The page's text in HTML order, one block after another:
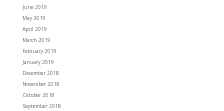
June 2019
May 2019
April 2019
March 2019
February 2019
January 2019
December 2018
November 2018
October 2018
September 2018